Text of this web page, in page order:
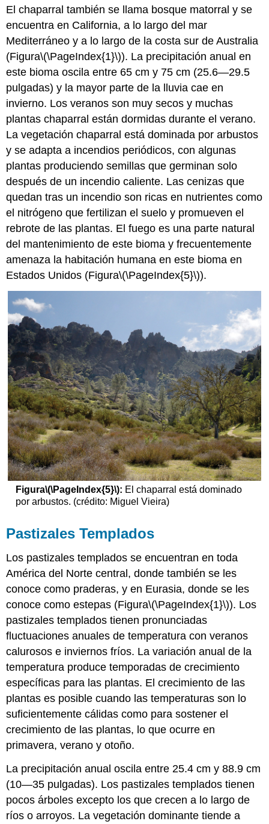
El chaparral también se llama bosque matorral y se
encuentra en California, a lo largo del mar
Mediterráneo y a lo largo de la costa sur de Australia
(Figura\(\PageIndex{1}\)). La precipitación anual en
este bioma oscila entre 65 cm y 75 cm (25.6—29.5
pulgadas) y la mayor parte de la lluvia cae en
invierno. Los veranos son muy secos y muchas
plantas chaparral están dormidas durante el verano.
La vegetación chaparral está dominada por arbustos
y se adapta a incendios periódicos, con algunas
plantas produciendo semillas que germinan solo
después de un incendio caliente. Las cenizas que
quedan tras un incendio son ricas en nutrientes como
el nitrógeno que fertilizan el suelo y promueven el
rebrote de las plantas. El fuego es una parte natural
del mantenimiento de este bioma y frecuentemente
amenaza la habitación humana en este bioma en
Estados Unidos (Figura\(\PageIndex{5}\)).
Figura\(\PageIndex{5}\): El chaparral está dominado
por arbustos. (crédito: Miguel Vieira)
Pastizales Templados
Los pastizales templados se encuentran en toda
América del Norte central, donde también se les
conoce como praderas, y en Eurasia, donde se les
conoce como estepas (Figura\(\PageIndex{1}\)). Los
pastizales templados tienen pronunciadas
fluctuaciones anuales de temperatura con veranos
calurosos e inviernos fríos. La variación anual de la
temperatura produce temporadas de crecimiento
específicas para las plantas. El crecimiento de las
plantas es posible cuando las temperaturas son lo
suficientemente cálidas como para sostener el
crecimiento de las plantas, lo que ocurre en
primavera, verano y otoño.
La precipitación anual oscila entre 25.4 cm y 88.9 cm
(10—35 pulgadas). Los pastizales templados tienen
pocos árboles excepto los que crecen a lo largo de
ríos o arroyos. La vegetación dominante tiende a